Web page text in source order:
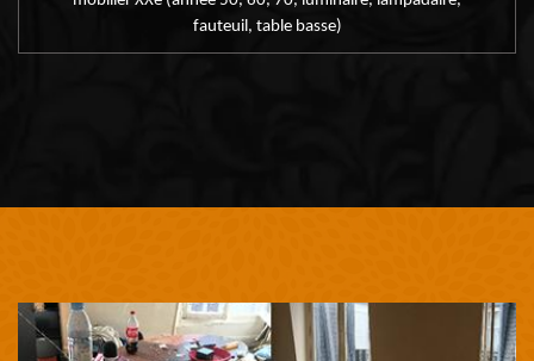
fauteuil, table basse)